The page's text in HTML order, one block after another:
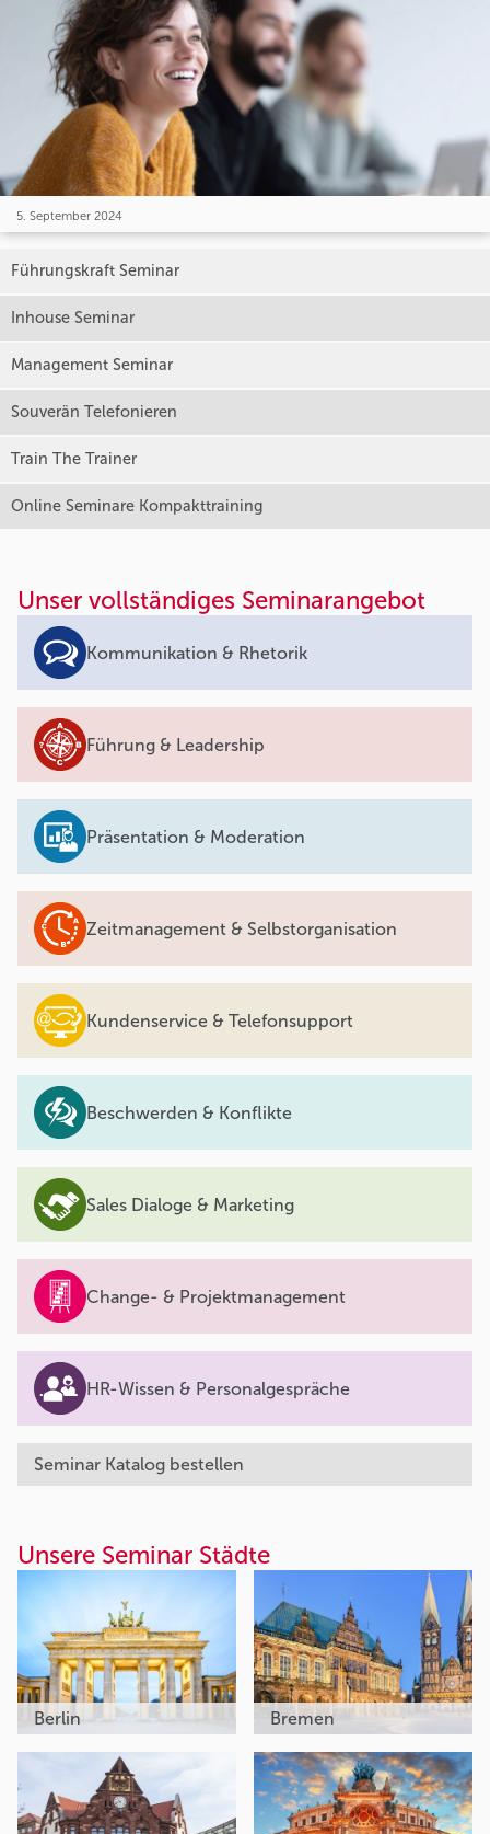
5. September 2024
Führungskraft Seminar
Inhouse Seminar
Management Seminar
Souverän Telefonieren
Train The Trainer
Online Seminare Kompakttraining
Unser vollständiges Seminarangebot
Kommunikation & Rhetorik
Führung & Leadership
Präsentation & Moderation
Zeitmanagement & Selbstorganisation
Kundenservice & Telefonsupport
Beschwerden & Konflikte
Sales Dialoge & Marketing
Change- & Projektmanagement
HR-Wissen & Personalgespräche
Seminar Katalog bestellen
Unsere Seminar Städte
Berlin Bremen